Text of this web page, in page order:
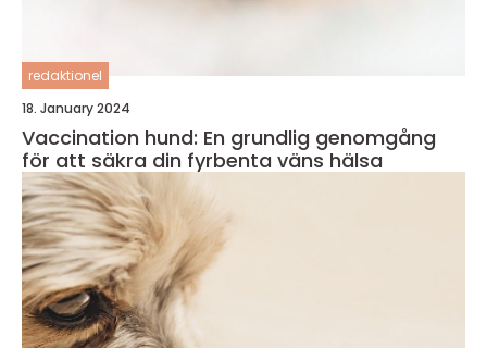
redaktionel
18. January 2024
Vaccination hund: En grundlig genomgång
för att säkra din fyrbenta väns hälsa